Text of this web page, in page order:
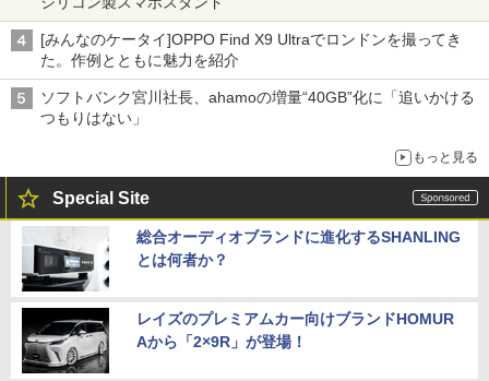
[みんなのケータイ]OPPO Find X9 Ultraでロンドンを撮ってき
た。作例とともに魅力を紹介
ソフトバンク宮川社長、ahamoの増量“40GB”化に「追いかける
つもりはない」
もっと見る
Special Site
総合オーディオブランドに進化するSHANLING
とは何者か？
レイズのプレミアムカー向けブランドHOMUR
Aから「2×9R」が登場！